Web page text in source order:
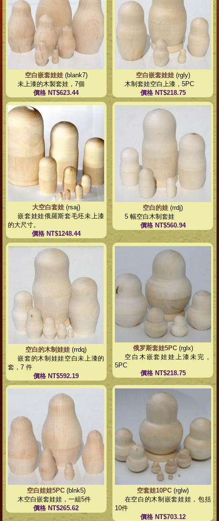
空白嵌套娃娃(blank7)
未上漆的木製套娃，7個
價格 NT$623.44
空白嵌套娃娃(rgly)
木制套娃空白上漆，5PC
價格 NT$218.75
大空白套娃(rsaj)
嵌套娃娃俄羅斯套毛坯未上漆
的大尺寸。
價格 NT$1248.44
空白的娃 (rrdj)
5 幅空白木制套娃
價格 NT$560.94
空白的木制娃娃 (rrdq)
嵌套的木制娃娃空白未上漆的
套，7 件
價格 NT$592.19
俄罗斯套娃5PC(rglx)
空白木嵌套娃娃上漆未完，
5PC
價格 NT$218.75
空白娃娃5PC(blnk5)
木空白嵌套娃娃，一組5件
價格 NT$265.62
空套娃10PC (rglw)
在空白的木制嵌套娃娃，包括
10件
價格 NT$703.12